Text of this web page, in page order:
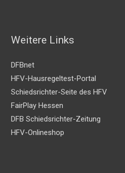
Weitere Links
DFBnet
HFV-Hausregeltest-Portal
Schiedsrichter-Seite des HFV
FairPlay Hessen
DFB Schiedsrichter-Zeitung
HFV-Onlineshop